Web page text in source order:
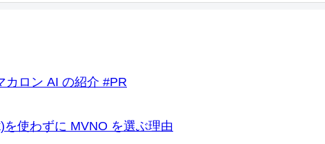
カロン AI の紹介 #PR
使わずに MVNO を選ぶ理由